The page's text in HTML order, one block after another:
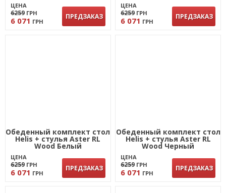
ЦЕНА
6259 ГРН
6 071 ГРН
ПРЕДЗАКАЗ
ЦЕНА
6259 ГРН
6 071 ГРН
ПРЕДЗАКАЗ
Обеденный комплект стол
Helis + стулья Aster RL
Wood Белый
ЦЕНА
6259 ГРН
6 071 ГРН
ПРЕДЗАКАЗ
Обеденный комплект стол
Helis + стулья Aster RL
Wood Черный
ЦЕНА
6259 ГРН
6 071 ГРН
ПРЕДЗАКАЗ